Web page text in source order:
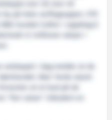
på hele verftsgruppen. STX
Sundal Collier i oppdrag å
ni millioner aksjer i
selskapet i dag melder at de
Aker Yards styret
at et bud på de